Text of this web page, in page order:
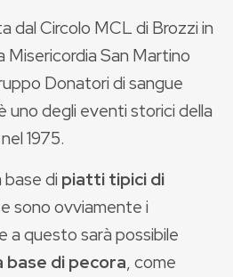
dal Circolo MCL di Brozzi in
Misericordia San Martino
Donatori di sangue
uno degli eventi storici della
1975.
di piatti tipici di
sono ovviamente i
a questo sarà possibile
base di pecora, come